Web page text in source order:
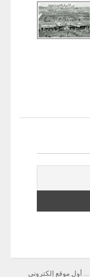
محفوظة لصحيفة المراكشية 2005-2026© … أول موقع إلكتروني